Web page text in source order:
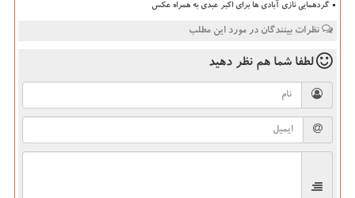
گردهمایی نازی آبادی ها برای اکبر عبدی به همراه عکس
نظرات بینندگان در مورد این مطلب
لطفا شما هم نظر دهید